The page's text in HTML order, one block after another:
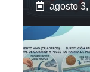
agosto